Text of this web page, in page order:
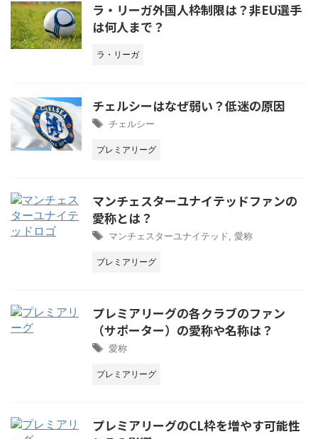
ラ・リーガ外国人枠制限は？非EU選手
は何人まで？
ラ・リーガ
チェルシーはなぜ弱い？低迷の原因
チェルシー
プレミアリーグ
マンチェスターユナイテッドファンの
愛称とは？
マンチェスターユナイテッド 愛称
プレミアリーグ
プレミアリーグの各クラブのファン
（サポーター）の愛称や名称は？
愛称
プレミアリーグ
プレミアリーグのCL枠を増やす可能性